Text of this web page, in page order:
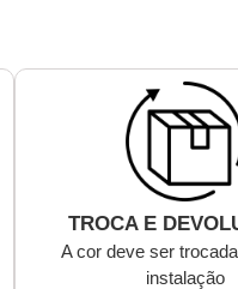
TROCA E
A cor deve ser
instalação